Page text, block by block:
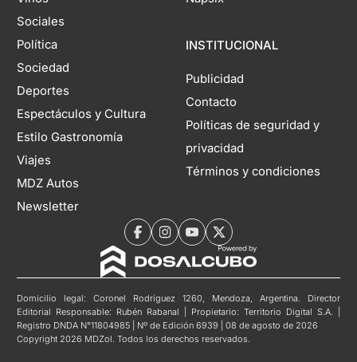
Sociales
Política
Sociedad
Deportes
Espectáculos y Cultura
Estilo Gastronomía
Viajes
MDZ Autos
Newsletter
INSTITUCIONAL
Publicidad
Contacto
Políticas de seguridad y
privacidad
Términos y condiciones
Domicilio legal: Coronel Rodríguez 1260, Mendoza, Argentina. Director
Editorial Responsable: Rubén Rabanal | Propietario: Territorio Digital S.A. |
Registro DNDA N°11804985 | Nº de Edición 6939 | 08 de agosto de 2026
Copyright 2026 MDZol. Todos los derechos reservados.